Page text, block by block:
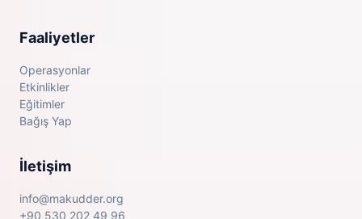
Faaliyetler
Operasyonlar
Etkinlikler
Eğitimler
Bağış Yap
İletişim
info@makudder.org
+90 530 202 49 96